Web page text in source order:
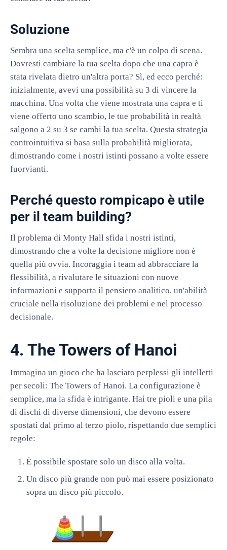
Soluzione
Sembra una scelta semplice, ma c'è un colpo di scena.
Dovresti cambiare la tua scelta dopo che una capra è
stata rivelata dietro un'altra porta? Sì, ed ecco perché:
inizialmente, avevi una possibilità su 3 di vincere la
macchina. Una volta che viene mostrata una capra e ti
viene offerto uno scambio, le tue probabilità in realtà
salgono a 2 su 3 se cambi la tua scelta. Questa strategia
controintuitiva si basa sulla probabilità migliorata,
dimostrando come i nostri istinti possano a volte essere
fuorvianti.
Perché questo rompicapo è utile
per il team building?
Il problema di Monty Hall sfida i nostri istinti,
dimostrando che a volte la decisione migliore non è
quella più ovvia. Incoraggia i team ad abbracciare la
flessibilità, a rivalutare le situazioni con nuove
informazioni e supporta il pensiero analitico, un'abilità
cruciale nella risoluzione dei problemi e nel processo
decisionale.
4. The Towers of Hanoi
Immagina un gioco che ha lasciato perplessi gli intelletti
per secoli: The Towers of Hanoi. La configurazione è
semplice, ma la sfida è intrigante. Hai tre pioli e una pila
di dischi di diverse dimensioni, che devono essere
spostati dal primo al terzo piolo, rispettando due semplici
regole:
È possibile spostare solo un disco alla volta.
Un disco più grande non può mai essere posizionato
sopra un disco più piccolo.